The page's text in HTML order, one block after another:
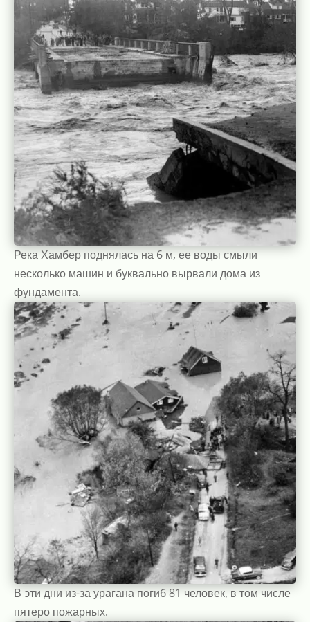
Река Хамбер поднялась на 6 м, ее воды смыли
несколько машин и буквально вырвали дома из
фундамента.
В эти дни из-за урагана погиб 81 человек, в том числе
пятеро пожарных.